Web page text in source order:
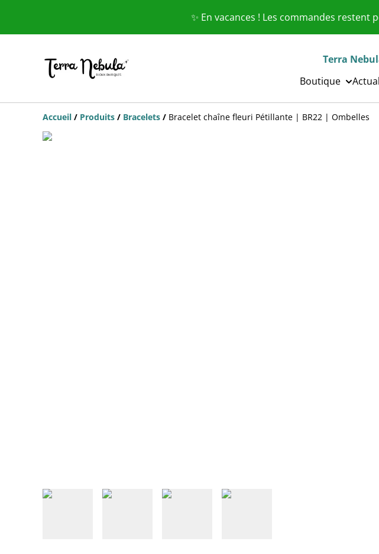
✨ En vacances ! Les commandes restent
Terra
Boutique
Accueil / Produits / Bracelets / Bracelet chaîne fleuri Pétillante | BR22 | Ombelles